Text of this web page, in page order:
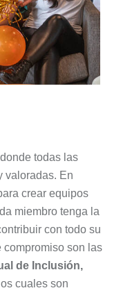
todas las
valoradas. En
crear equipos
miembro tenga la
con todo su
compromiso son las
de Inclusión,
cuales son